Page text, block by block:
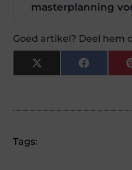
masterplanning
Goed artikel? Deel hem
X
(Twitter)
Tags: